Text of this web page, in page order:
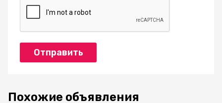
Отправить
Похожие объявления